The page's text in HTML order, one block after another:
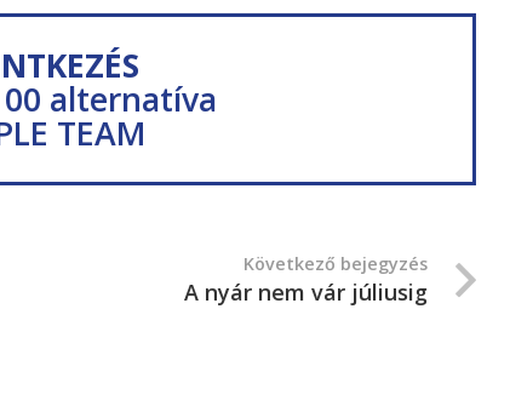
alternatíva
TEAM
Következő bejegyzés
A nyár nem vár júliusig